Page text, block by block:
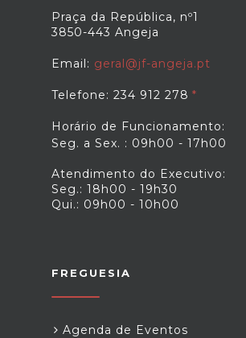
Praça da República, nº1
3850-443 Angeja
Email: geral@jf-angeja.pt
Telefone: 234 912 278
Horário de Funcionamento:
Seg. a Sex. : 09h00 - 17h00
Atendimento do Executivo:
Seg.: 18h00 - 19h30
Qui.: 09h00 - 10h00
FREGUESIA
Agenda de Eventos